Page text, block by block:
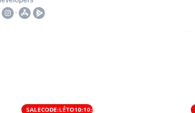
SALECODE:LÉTO10:10:%